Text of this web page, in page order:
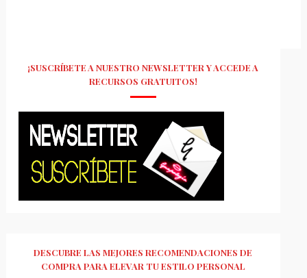
¡SUSCRÍBETE A NUESTRO NEWSLETTER Y ACCEDE A
RECURSOS GRATUITOS!
DESCUBRE LAS MEJORES RECOMENDACIONES DE
COMPRA PARA ELEVAR TU ESTILO PERSONAL